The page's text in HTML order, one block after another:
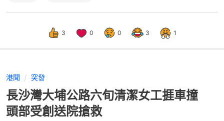
3 0 0 3 1
港聞 突發
長沙灣大埔公路六旬清潔女工捱車撞
頭部受創送院搶救